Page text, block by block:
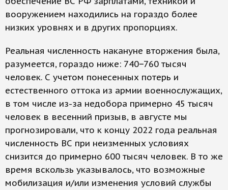
вооружением находились на гораздо более
низких уровнях и в других пропорциях.
Реальная численность накануне вторжения была,
разумеется, гораздо ниже: 740−760 тысяч
человек. С учетом понесенных потерь и
естественного оттока из армии военнослужащих,
в том числе из-за недобора примерно 45 тысяч
человек в весенний призыв, в августе мы
прогнозировали, что к концу 2022 года реальная
численность ВС при неизменных условиях
снизится до примерно 600 тысяч человек. В то же
время вскользь указывалось, что возможные
мобилизация и/или изменения условий службы